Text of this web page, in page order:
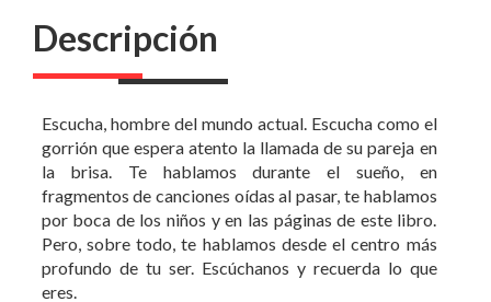
Descripción
Escucha, hombre del mundo actual. Escucha como el
gorrión que espera atento la llamada de su pareja en
la brisa. Te hablamos durante el sueño, en
fragmentos de canciones oídas al pasar, te hablamos
por boca de los niños y en las páginas de este libro.
Pero, sobre todo, te hablamos desde el centro más
profundo de tu ser. Escúchanos y recuerda lo que
eres.